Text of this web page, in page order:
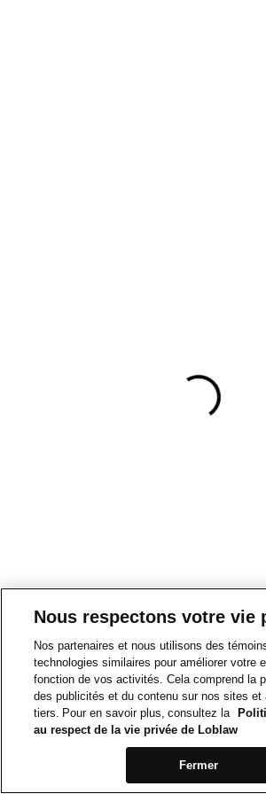
Nous respectons votre vie
Nos partenaires et nous utilisons des
technologies similaires pour améliorer votre
fonction de vos activités. Cela comprend la
des publicités et du contenu sur nos sites et
tiers. Pour en savoir plus, consultez la
au respect de la vie privée de Loblaw
Fermer